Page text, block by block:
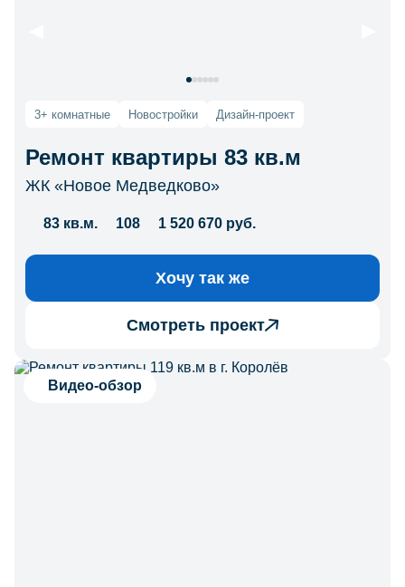
3+ комнатные Новостройки Дизайн-проект
Ремонт квартиры 83 кв.м
ЖК «Новое Медведково»
83 кв.м. 108 1 520 670 руб.
Хочу так же
Смотреть проект
Видео-обзор